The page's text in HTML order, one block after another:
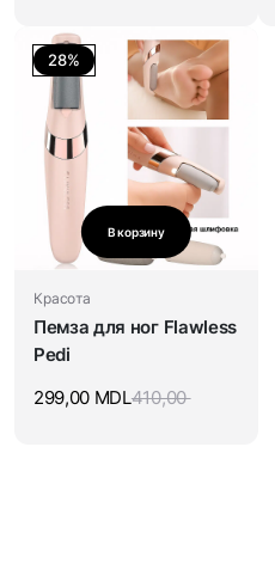
28%
В корзину
Красота
Пемза для ног Flawless
Pedi
410,00
299,00 MDL